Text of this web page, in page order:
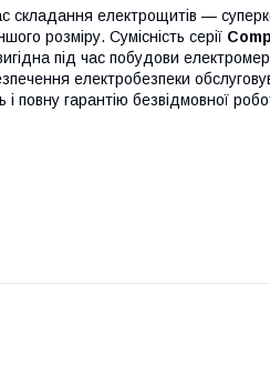
складання електрощитів —
розміру. Сумісність серії
під час побудови
електробезпеки
повну гарантію безвідмовної